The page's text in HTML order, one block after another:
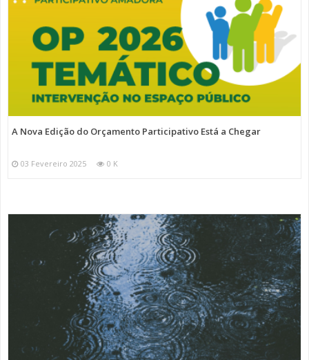
A Nova Edição do Orçamento Participativo Está a Chegar
03 Fevereiro 2025 0 K